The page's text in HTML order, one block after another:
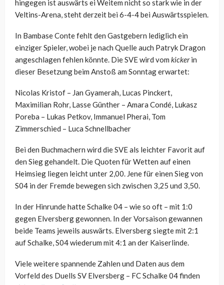
hingegen ist auswärts ei Weitem nicht so stark wie in der
Veltins-Arena, steht derzeit bei 6-4-4 bei Auswärtsspielen.
In Bambase Conte fehlt den Gastgebern lediglich ein
einziger Spieler, wobei je nach Quelle auch Patryk Dragon
angeschlagen fehlen könnte. Die SVE wird vom kickerin
dieser Besetzung beim Anstoß am Sonntag erwartet:
Nicolas Kristof – Jan Gyamerah, Lucas Pinckert,
Maximilian Rohr, Lasse Günther – Amara Condé, Lukasz
Poreba – Lukas Petkov, Immanuel Pherai, Tom
Zimmerschied – Luca Schnellbacher
Bei den Buchmachern wird die SVE als leichter Favorit auf
den Sieg gehandelt. Die Quoten für Wetten auf einen
Heimsieg liegen leicht unter 2,00. Jene für einen Sieg von
S04 in der Fremde bewegen sich zwischen 3,25 und 3,50.
In der Hinrunde hatte Schalke 04 – wie so oft – mit 1:0
gegen Elversberg gewonnen. In der Vorsaison gewannen
beide Teams jeweils auswärts. Elversberg siegte mit 2:1
auf Schalke, S04 wiederum mit 4:1 an der Kaiserlinde.
Viele weitere spannende Zahlen und Daten aus dem
Vorfeld des Duells SV Elversberg – FC Schalke 04 finden